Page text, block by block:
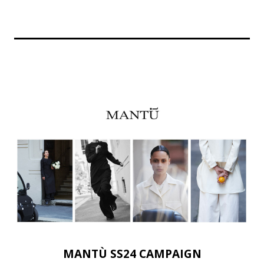
MANTÙ SS24 CAMPAIGN